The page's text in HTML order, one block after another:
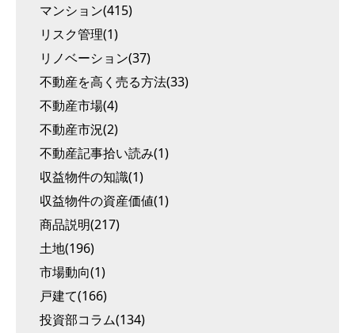
マンション(415)
リスク管理(1)
リノベーション(37)
不動産を高く売る方法(33)
不動産市場(4)
不動産市況(2)
不動産記事拾い読み(1)
収益物件の知識(1)
収益物件の資産価値(1)
商品説明(217)
土地(196)
市場動向(1)
戸建て(166)
投資部コラム(134)